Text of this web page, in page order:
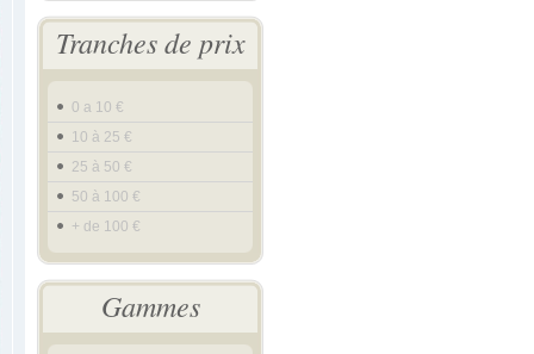
Tranches de prix
0 a 10 €
10 à 25 €
25 à 50 €
50 à 100 €
+ de 100 €
Gammes